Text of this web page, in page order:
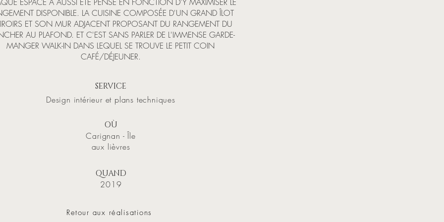
DISPONIBLE. LA CUISINE COMPOSÉE D'UN GRAND ÎLOT
ET SON MUR ADJACENT PROPOSANT DU RANGEMENT DU
AU PLAFOND. ET C'EST SANS PARLER DE L'IMMENSE GARDE-
MANGER WALK-IN DANS LEQUEL SE TROUVE LE PETIT COIN
CAFÉ/DÉJEUNER.
SERVICE
Design intérieur et plans techniques
OÙ
Carignan - Île
aux lièvres
QUAND
2019
Retour aux réalisations